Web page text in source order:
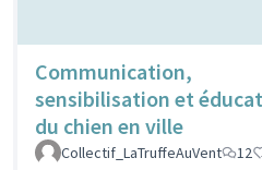
Communication,
sensibilisation et
du chien en ville
Collectif_LaTruffeAuVent 12